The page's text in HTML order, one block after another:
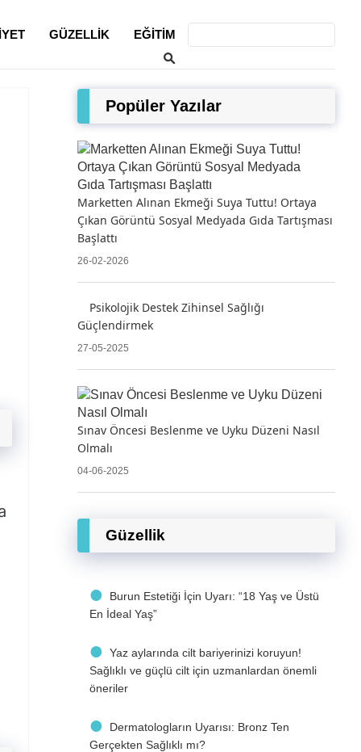
GÜZELLIK EĞITIM
Popüler Yazılar
Marketten Alınan Ekmeği Suya Tuttu! Ortaya
Çıkan Görüntü Sosyal Medyada Gıda Tartışması
Başlattı
26-02-2026
Psikolojik Destek Zihinsel Sağlığı
Güçlendirmek
27-05-2025
Sınav Öncesi Beslenme ve Uyku Düzeni Nasıl
Olmalı
04-06-2025
Güzellik
Burun Estetiği İçin Uyarı: “18 Yaş ve Üstü
En İdeal Yaş”
Yaz aylarında cilt bariyerinizi koruyun!
Sağlıklı ve güçlü cilt için uzmanlardan önemli
öneriler
Dermatologların Uyarısı: Bronz Ten
Gerçekten Sağlıklı mı?